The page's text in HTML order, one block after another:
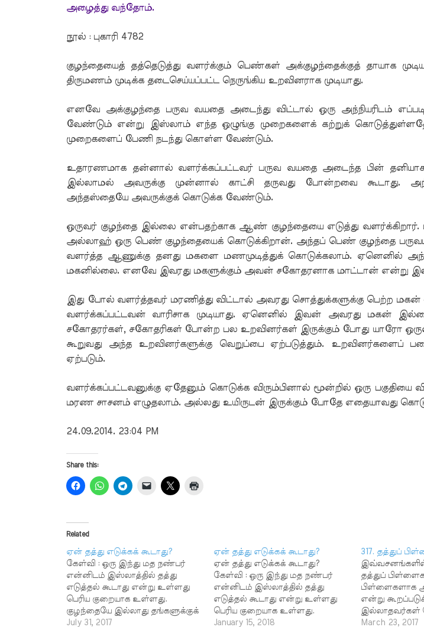
அழைத்து வந்தோம்.
நூல் : புகாரி 4782
குழந்தையைத் தத்தெடுத்து வளர்க்கும் பெண்கள் அக்குழந்தைக்குத் தாயாக
திருமணம் முடிக்க தடைசெய்யப்பட்ட நெருங்கிய உறவினராக முடியாது.
எனவே அக்குழந்தை பருவ வயதை அடைந்து விட்டால் ஒரு அந்நியரிடம்
வேண்டும் என்று இஸ்லாம் எந்த ஒழுங்கு முறைகளைக் கற்றுக்
முறைகளைப் பேணி நடந்து கொள்ள வேண்டும்.
உதாரணமாக தன்னால் வளர்க்கப்பட்டவர் பருவ வயதை அடைந்த பின் தனியாக
இல்லாமல் அவருக்கு முன்னால் காட்சி தருவது போன்றவை கூடாது.
அந்தஸ்தையே அவருக்குக் கொடுக்க வேண்டும்.
ஒருவர் குழந்தை இல்லை என்பதற்காக ஆண் குழந்தையை எடுத்து வளர்க்கிறார்.
அல்லாஹ் ஒரு பெண் குழந்தையைக் கொடுக்கிறான். அந்தப் பெண் குழந்தை
வளர்த்த ஆணுக்கு தனது மகளை மணமுடித்துக் கொடுக்கலாம். ஏனெனில்
மகனில்லை. எனவே இவரது மகளுக்கும் அவன் சகோதரனாக மாட்டான் என்று
இது போல் வளர்த்தவர் மரணித்து விட்டால் அவரது சொத்துக்களுக்கு பெற்ற மகன்
வளர்க்கப்பட்டவன் வாரிசாக முடியாது. ஏனெனில் இவன் அவரது மகன்
சகோதரர்கள், சகோதரிகள் போன்ற பல உறவினர்கள் இருக்கும் போது யாரோ
கூறுவது அந்த உறவினர்களுக்கு வெறுப்பை ஏற்படுத்தும். உறவினர்களைப்
ஏற்படும்.
வளர்க்கப்பட்டவனுக்கு ஏதேனும் கொடுக்க விரும்பினால் மூன்றில் ஒரு பகுதியை
மரண சாசனம் எழுதலாம். அல்லது உயிருடன் இருக்கும் போதே எதையாவது
24.09.2014. 23:04 PM
Share this:
Related
ஏன் தத்து எடுக்கக் கூடாது?
கேள்வி : ஒரு இந்து மத நண்பர்
என்னிடம் இஸ்லாத்தில் தத்து
எடுத்தல் கூடாது என்று உள்ளது
பெரிய குறையாக உள்ளது.
குழந்தையே இல்லாது தங்களுக்குக்
குழந்தை வேண்டும் என்று
July 31, 2017
ஏன் தத்து எடுக்கக் கூடாது?
ஏன் தத்து எடுக்கக் கூடாது?
கேள்வி : ஒரு இந்து மத நண்பர்
என்னிடம் இஸ்லாத்தில் தத்து
எடுத்தல் கூடாது என்று உள்ளது
பெரிய குறையாக உள்ளது.
குழந்தையே இல்லாமல்
January 15, 2018
317. தத்துப்
இவ்வசனங்களில்
தத்துப்
பிள்ளைகளாக
என்று
இல்லாதவர்கள்
மகிழ்வதற்காக
March 23, 2017